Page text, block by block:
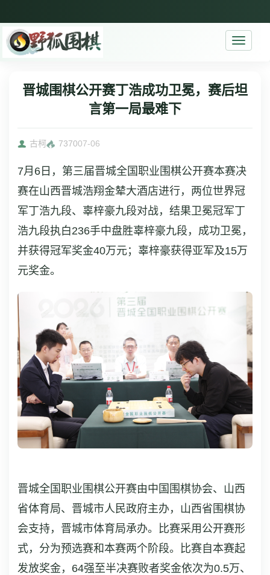
Toggle
晋城围棋公开赛丁浩成功卫冕，赛后坦
言第一局最难下
古柯 737007-06
7月6日，第三届晋城全国职业围棋公开赛本赛决
赛在山西晋城浩翔金辇大酒店进行，两位世界冠
军丁浩九段、辜梓豪九段对战，结果卫冕冠军丁
浩九段执白236手中盘胜辜梓豪九段，成功卫冕，
并获得冠军奖金40万元；辜梓豪获得亚军及15万
元奖金。
晋城全国职业围棋公开赛由中国围棋协会、山西
省体育局、晋城市人民政府主办，山西省围棋协
会支持，晋城市体育局承办。比赛采用公开赛形
式，分为预选赛和本赛两个阶段。比赛自本赛起
发放奖金，64强至半决赛败者奖金依次为0.5万、